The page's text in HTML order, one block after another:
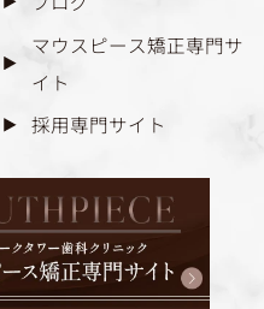
マウスピース矯正専門サ
イト
採用専門サイト